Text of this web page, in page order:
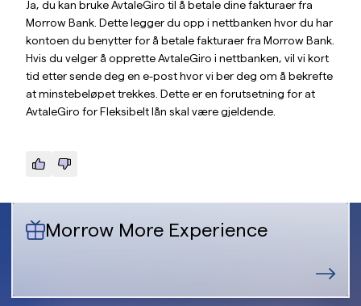
Ja, du kan bruke AvtaleGiro til å betale dine fakturaer fra
Morrow Bank. Dette legger du opp i nettbanken hvor du har
kontoen du benytter for å betale fakturaer fra Morrow Bank.
Hvis du velger å opprette AvtaleGiro i nettbanken, vil vi kort
tid etter sende deg en e-post hvor vi ber deg om å bekrefte
at minstebeløpet trekkes. Dette er en forutsetning for at
AvtaleGiro for Fleksibelt lån skal være gjeldende.
Morrow More Experience